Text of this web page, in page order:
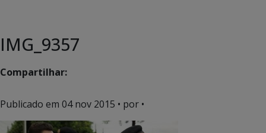
IMG_9357
Compartilhar:
Publicado em 04 nov 2015 • por •